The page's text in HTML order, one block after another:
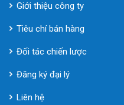
Giới thiệu công ty
Tiêu chí bán hàng
Đối tác chiến lược
Đăng ký đại lý
Liên hệ